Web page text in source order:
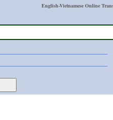
English-Vietnamese Online